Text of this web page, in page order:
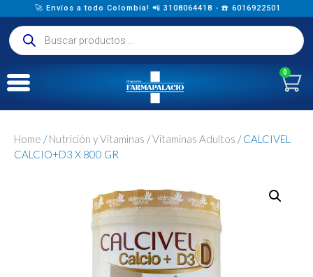
🚀 Envíos a todo Colombia! 📲 3108064418 - ☎️ 6016922501
0
Home /Nutrición y Vitaminas /Vitaminas Adultos / CALCIVEL
CALCIO+D3 X 800 GR